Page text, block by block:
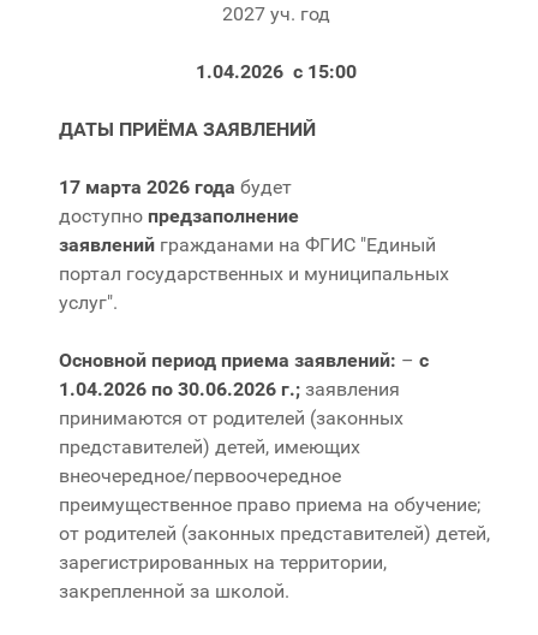
2027 уч. год
1.04.2026 с 15:00
ДАТЫ ПРИЁМА ЗАЯВЛЕНИЙ
17 марта 2026 года будет
доступно предзаполнение
заявлений гражданами на ФГИС "Единый
портал государственных и муниципальных
услуг".
Основной период приема заявлений: – с
1.04.2026 по 30.06.2026 г.; заявления
принимаются от родителей (законных
представителей) детей, имеющих
внеочередное/первоочередное
преимущественное право приема на обучение;
от родителей (законных представителей) детей,
зарегистрированных на территории,
закрепленной за школой.